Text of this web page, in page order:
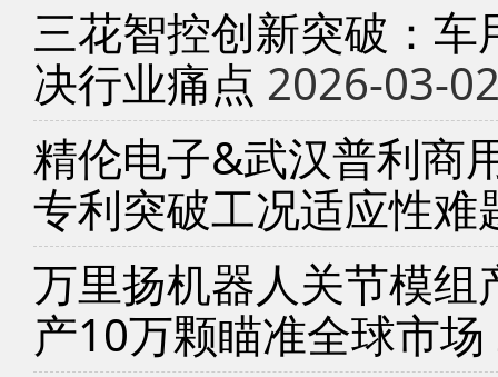
三花智控创新突破：
决行业痛点 2026-03-
精伦电子&武汉普利商
专利突破工况适应性难
万里扬机器人关节模
产10万颗瞄准全球市场